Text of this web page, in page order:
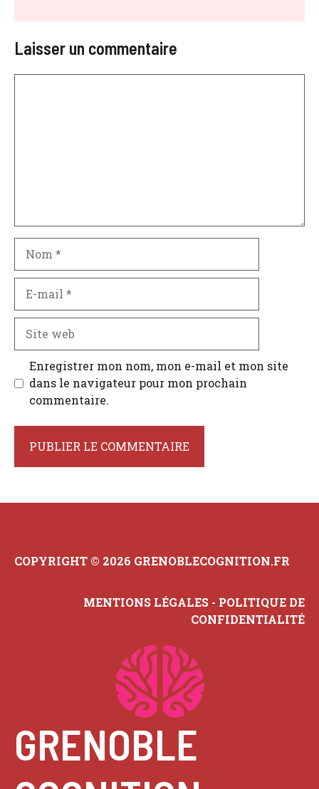
Laisser un commentaire
mail
Site
web
Enregistrer mon nom, mon e-mail et mon site
dans le navigateur pour mon prochain
commentaire.
COPYRIGHT © 2026 GRENOBLECOGNITION.FR
MENTIONS LÉGALES - POLITIQUE DE
CONFIDENTIALITÉ
GRENOBLE